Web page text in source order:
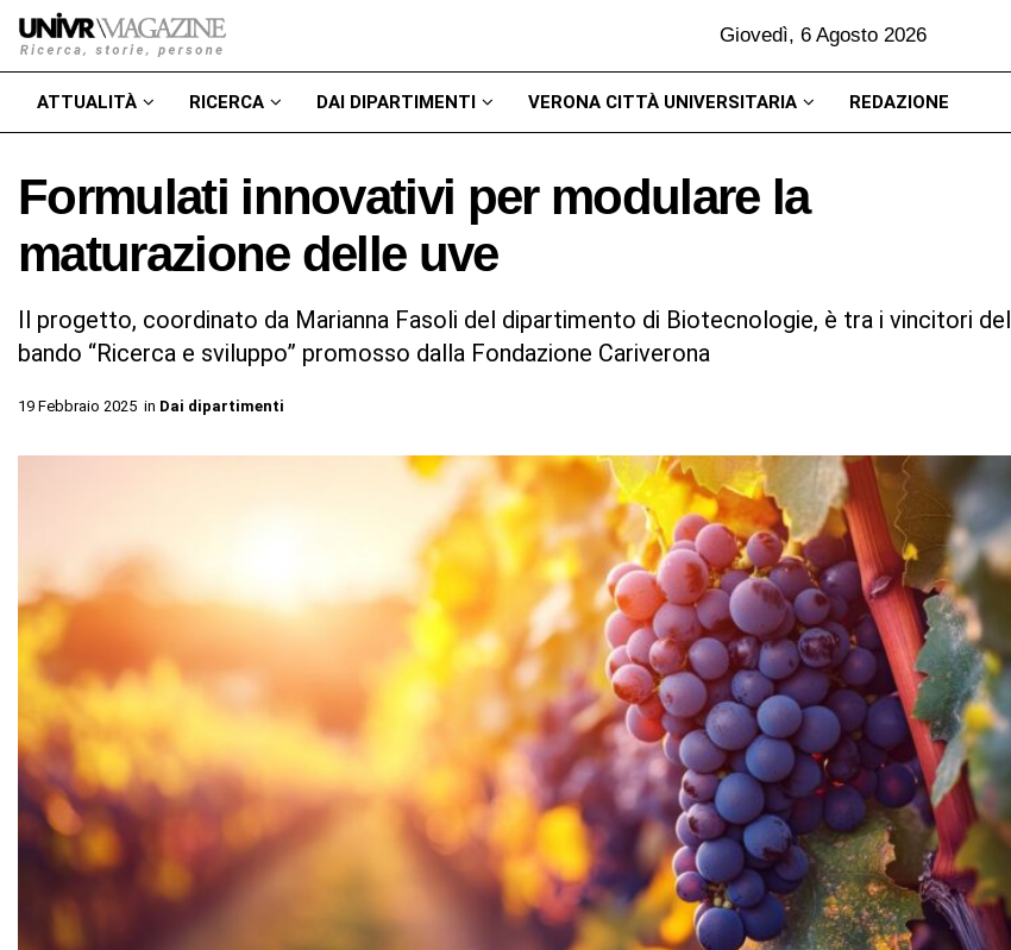
Giovedì, 6 Agosto 2026
ATTUALITÀ RICERCA DAI DIPARTIMENTI VERONA CITTÀ UNIVERSITARIA REDAZIONE
Formulati innovativi per modulare la
maturazione delle uve
Il progetto, coordinato da Marianna Fasoli del dipartimento di Biotecnologie, è tra i vincitori del
bando “Ricerca e sviluppo” promosso dalla Fondazione Cariverona
19 Febbraio 2025 in Dai dipartimenti